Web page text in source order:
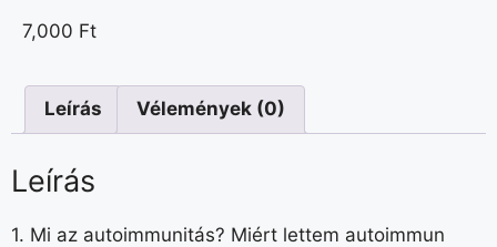
7,000 Ft
Leírás Vélemények (0)
Leírás
1. Mi az autoimmunitás? Miért lettem autoimmun